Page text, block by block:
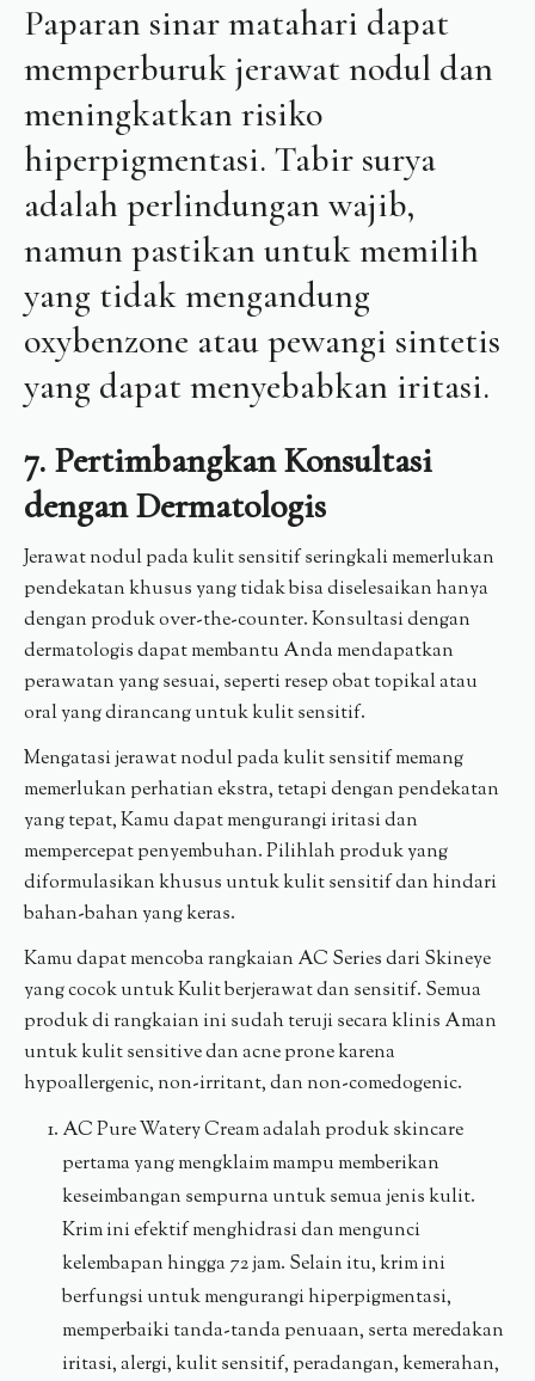
Paparan sinar matahari dapat
memperburuk jerawat nodul dan
meningkatkan risiko
hiperpigmentasi. Tabir surya
adalah perlindungan wajib,
namun pastikan untuk memilih
yang tidak mengandung
oxybenzone atau pewangi sintetis
yang dapat menyebabkan iritasi.
7. Pertimbangkan Konsultasi
dengan Dermatologis
Jerawat nodul pada kulit sensitif seringkali memerlukan
pendekatan khusus yang tidak bisa diselesaikan hanya
dengan produk over-the-counter. Konsultasi dengan
dermatologis dapat membantu Anda mendapatkan
perawatan yang sesuai, seperti resep obat topikal atau
oral yang dirancang untuk kulit sensitif.
Mengatasi jerawat nodul pada kulit sensitif memang
memerlukan perhatian ekstra, tetapi dengan pendekatan
yang tepat, Kamu dapat mengurangi iritasi dan
mempercepat penyembuhan. Pilihlah produk yang
diformulasikan khusus untuk kulit sensitif dan hindari
bahan-bahan yang keras.
Kamu dapat mencoba rangkaian AC Series dari Skineye
yang cocok untuk Kulit berjerawat dan sensitif. Semua
produk di rangkaian ini sudah teruji secara klinis Aman
untuk kulit sensitive dan acne prone karena
hypoallergenic, non-irritant, dan non-comedogenic.
AC Pure Watery Cream adalah produk skincare
pertama yang mengklaim mampu memberikan
keseimbangan sempurna untuk semua jenis kulit.
Krim ini efektif menghidrasi dan mengunci
kelembapan hingga 72 jam. Selain itu, krim ini
berfungsi untuk mengurangi hiperpigmentasi,
memperbaiki tanda-tanda penuaan, serta meredakan
iritasi, alergi, kulit sensitif, peradangan, kemerahan,